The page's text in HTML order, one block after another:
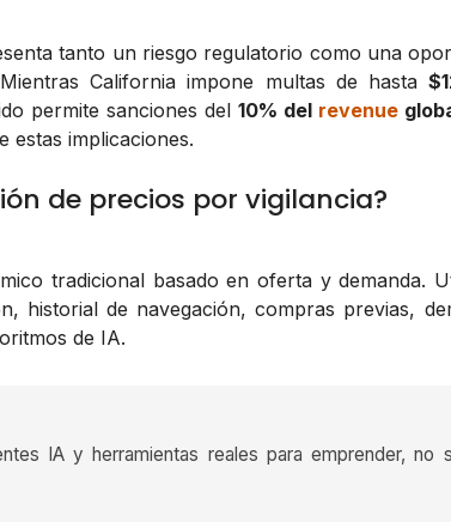
tanto un riesgo regulatorio como una
California impone multas de hasta
permite sanciones del10% del revenue
estas implicaciones.
de precios por vigilancia?
tradicional basado en oferta y demanda.
historial de navegación, compras previas,
de IA.
IA y herramientas reales para emprender, no